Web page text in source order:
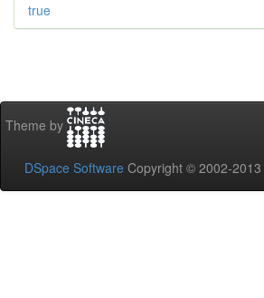
true
Theme by
DSpace Software Copyright © 2002-2013